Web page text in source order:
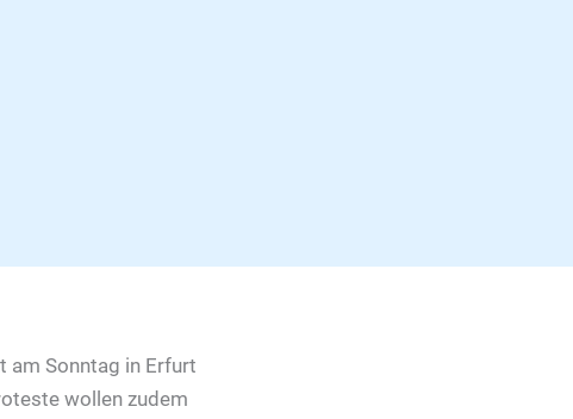
am Sonntag in Erfurt
wollen zudem